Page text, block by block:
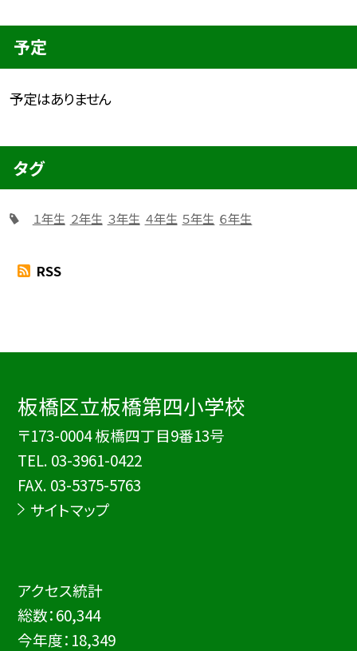
予定
予定はありません
タグ
１年生 ２年生 ３年生 ４年生 ５年生 ６年生
RSS
板橋区立板橋第四小学校
〒173-0004 板橋四丁目9番13号
TEL. 03-3961-0422
FAX. 03-5375-5763
サイトマップ
アクセス統計
総数：60,344
今年度： 18,349